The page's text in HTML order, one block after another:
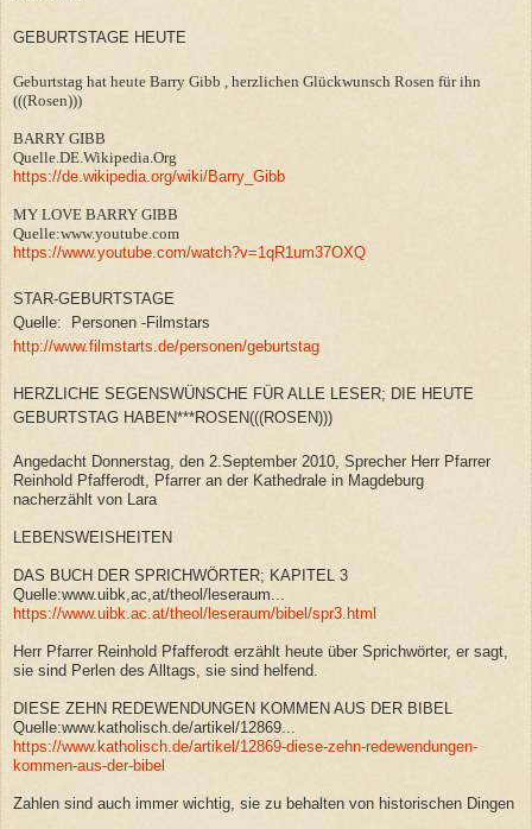
GEBURTSTAGE HEUTE
Geburtstag hat heute Barry Gibb , herzlichen Glückwunsch Rosen für ihn
(((Rosen)))
BARRY GIBB
Quelle.DE.Wikipedia.Org
https://de.wikipedia.org/wiki/Barry_Gibb
MY LOVE BARRY GIBB
Quelle:www.youtube.com
https://www.youtube.com/watch?v=1qR1um37OXQ
STAR-GEBURTSTAGE
Quelle: Personen -Filmstars
http://www.filmstarts.de/personen/geburtstag
HERZLICHE SEGENSWÜNSCHE FÜR ALLE LESER; DIE HEUTE
GEBURTSTAG HABEN***ROSEN(((ROSEN)))
Angedacht Donnerstag, den 2.September 2010, Sprecher Herr Pfarrer
Reinhold Pfafferodt, Pfarrer an der Kathedrale in Magdeburg
nacherzählt von Lara
LEBENSWEISHEITEN
DAS BUCH DER SPRICHWÖRTER; KAPITEL 3
Quelle:www.uibk,ac,at/theol/leseraum...
https://www.uibk.ac.at/theol/leseraum/bibel/spr3.html
Herr Pfarrer Reinhold Pfafferodt erzählt heute über Sprichwörter, er sagt,
sie sind Perlen des Alltags, sie sind helfend.
DIESE ZEHN REDEWENDUNGEN KOMMEN AUS DER BIBEL
Quelle:www.katholisch.de/artikel/12869...
https://www.katholisch.de/artikel/12869-diese-zehn-redewendungen-
kommen-aus-der-bibel
Zahlen sind auch immer wichtig, sie zu behalten von historischen Dingen